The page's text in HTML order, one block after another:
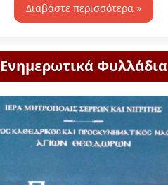
Διαβάστε περισσότερα »
Ενημερωτικά Φυλλάδια